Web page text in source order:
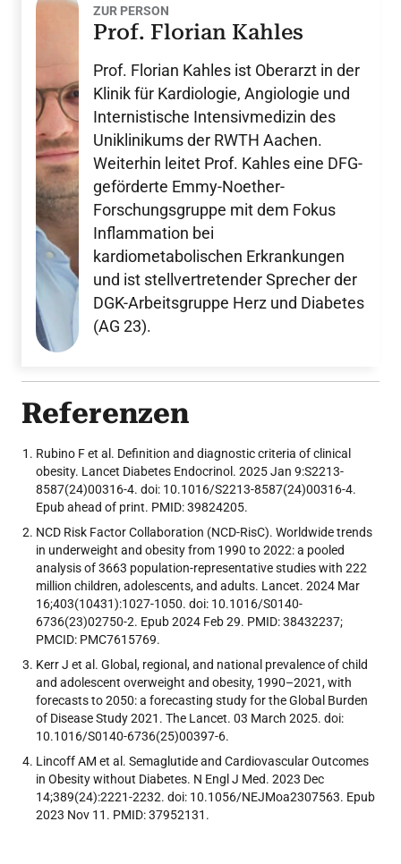
ZUR PERSON
Prof. Florian Kahles
Prof. Florian Kahles ist Oberarzt in der
Klinik für Kardiologie, Angiologie und
Internistische Intensivmedizin des
Uniklinikums der RWTH Aachen.
Weiterhin leitet Prof. Kahles eine DFG-
geförderte Emmy-Noether-
Forschungsgruppe mit dem Fokus
Inflammation bei
kardiometabolischen Erkrankungen
und ist stellvertretender Sprecher der
DGK-Arbeitsgruppe Herz und Diabetes
(AG 23).
Referenzen
Rubino F et al. Definition and diagnostic criteria of clinical
obesity. Lancet Diabetes Endocrinol. 2025 Jan 9:S2213-
8587(24)00316-4. doi: 10.1016/S2213-8587(24)00316-4.
Epub ahead of print. PMID: 39824205.
NCD Risk Factor Collaboration (NCD-RisC). Worldwide trends
in underweight and obesity from 1990 to 2022: a pooled
analysis of 3663 population-representative studies with 222
million children, adolescents, and adults. Lancet. 2024 Mar
16;403(10431):1027-1050. doi: 10.1016/S0140-
6736(23)02750-2. Epub 2024 Feb 29. PMID: 38432237;
PMCID: PMC7615769.
Kerr J et al. Global, regional, and national prevalence of child
and adolescent overweight and obesity, 1990–2021, with
forecasts to 2050: a forecasting study for the Global Burden
of Disease Study 2021. The Lancet. 03 March 2025. doi:
10.1016/S0140-6736(25)00397-6.
Lincoff AM et al. Semaglutide and Cardiovascular Outcomes
in Obesity without Diabetes. N Engl J Med. 2023 Dec
14;389(24):2221-2232. doi: 10.1056/NEJMoa2307563. Epub
2023 Nov 11. PMID: 37952131.